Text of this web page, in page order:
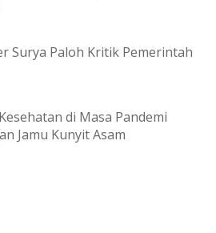
Surya Paloh Kritik Pemerintah
di Masa Pandemi
Jamu Kunyit Asam